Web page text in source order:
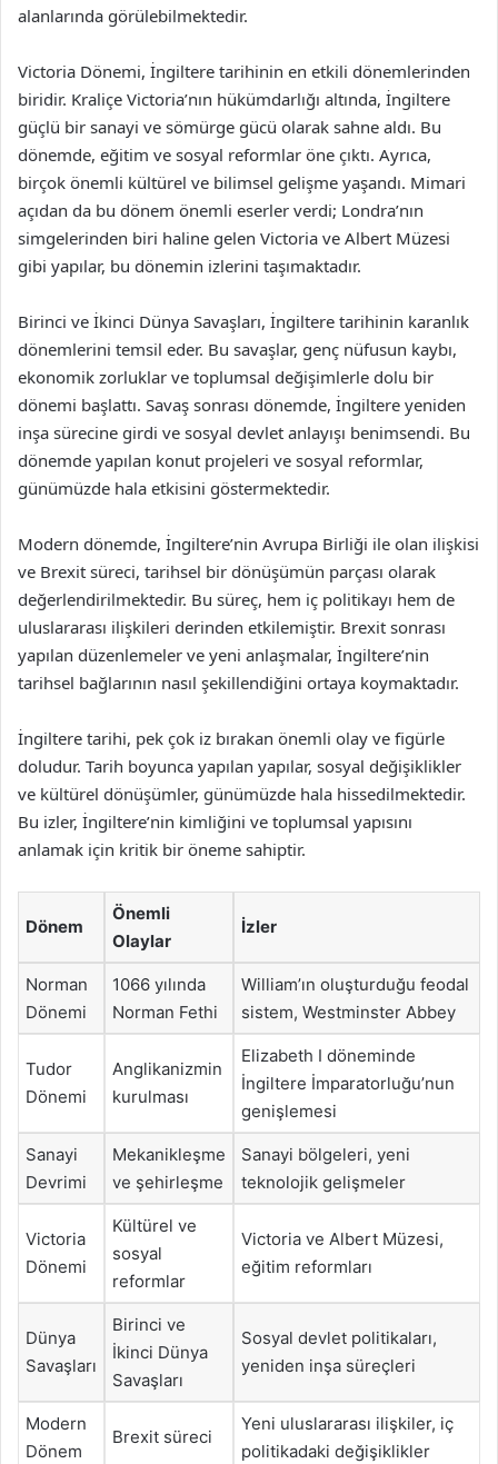
alanlarında görülebilmektedir.
Victoria Dönemi, İngiltere tarihinin en etkili dönemlerinden
biridir. Kraliçe Victoria’nın hükümdarlığı altında, İngiltere
güçlü bir sanayi ve sömürge gücü olarak sahne aldı. Bu
dönemde, eğitim ve sosyal reformlar öne çıktı. Ayrıca,
birçok önemli kültürel ve bilimsel gelişme yaşandı. Mimari
açıdan da bu dönem önemli eserler verdi; Londra’nın
simgelerinden biri haline gelen Victoria ve Albert Müzesi
gibi yapılar, bu dönemin izlerini taşımaktadır.
Birinci ve İkinci Dünya Savaşları, İngiltere tarihinin karanlık
dönemlerini temsil eder. Bu savaşlar, genç nüfusun kaybı,
ekonomik zorluklar ve toplumsal değişimlerle dolu bir
dönemi başlattı. Savaş sonrası dönemde, İngiltere yeniden
inşa sürecine girdi ve sosyal devlet anlayışı benimsendi. Bu
dönemde yapılan konut projeleri ve sosyal reformlar,
günümüzde hala etkisini göstermektedir.
Modern dönemde, İngiltere’nin Avrupa Birliği ile olan ilişkisi
ve Brexit süreci, tarihsel bir dönüşümün parçası olarak
değerlendirilmektedir. Bu süreç, hem iç politikayı hem de
uluslararası ilişkileri derinden etkilemiştir. Brexit sonrası
yapılan düzenlemeler ve yeni anlaşmalar, İngiltere’nin
tarihsel bağlarının nasıl şekillendiğini ortaya koymaktadır.
İngiltere tarihi, pek çok iz bırakan önemli olay ve figürle
doludur. Tarih boyunca yapılan yapılar, sosyal değişiklikler
ve kültürel dönüşümler, günümüzde hala hissedilmektedir.
Bu izler, İngiltere’nin kimliğini ve toplumsal yapısını
anlamak için kritik bir öneme sahiptir.
Dönem
Önemli
Olaylar
İzler
Norman
Dönemi
1066 yılında
Norman Fethi
William’ın oluşturduğu feodal
sistem, Westminster Abbey
Tudor
Dönemi
Anglikanizmin
kurulması
Elizabeth I döneminde
İngiltere İmparatorluğu’nun
genişlemesi
Sanayi
Devrimi
Mekanikleşme
ve şehirleşme
Sanayi bölgeleri, yeni
teknolojik gelişmeler
Victoria
Dönemi
Kültürel ve
sosyal
reformlar
Victoria ve Albert Müzesi,
eğitim reformları
Dünya
Savaşları
Birinci ve
İkinci Dünya
Savaşları
Sosyal devlet politikaları,
yeniden inşa süreçleri
Modern
Dönem
Brexit süreci
Yeni uluslararası ilişkiler, iç
politikadaki değişiklikler